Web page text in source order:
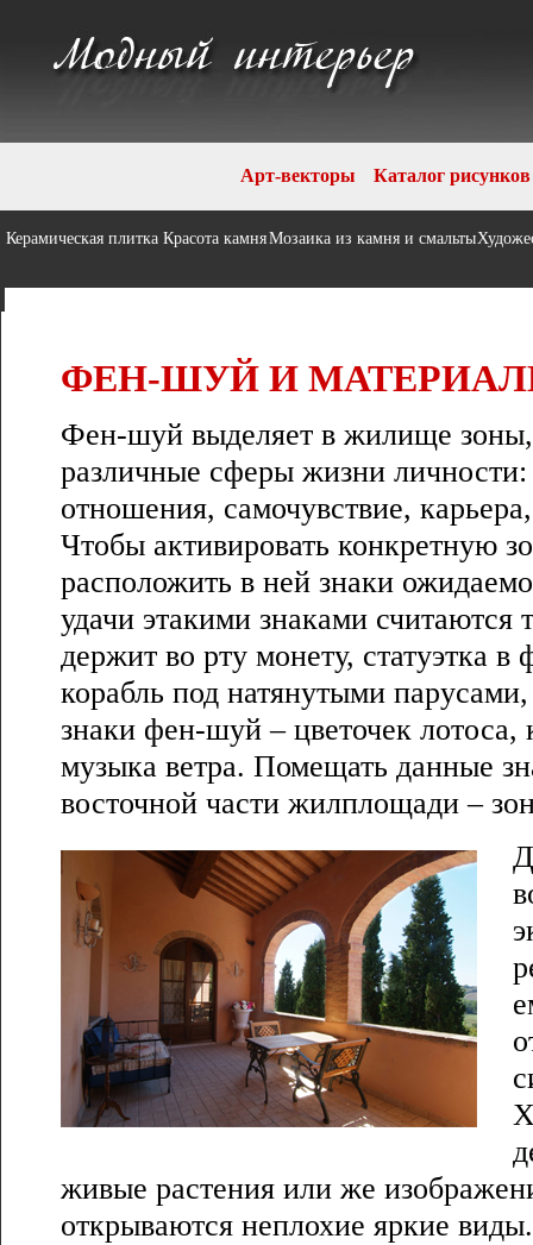
Арт-векторы Каталог рисунков
Керамическая плитка Красота камняМозаика из камня и смальты
ФЕН-ШУЙ И
Фен-шуй выделяет в жилище
различные сферы жизни
отношения, самочувствие,
Чтобы активировать конкретную
расположить в ней знаки
удачи этакими знаками считаются
держит во рту монету, статуэтка
корабль под натянутыми
знаки фен-шуй – цветочек лотоса,
музыка ветра. Помещать данные
восточной части жилплощади –
живые растения или же
открываются неплохие яркие виды.